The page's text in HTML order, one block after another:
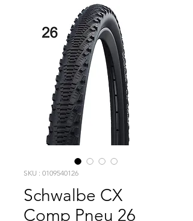
SKU : 0109540126
Schwalbe CX
Comp Pneu 26